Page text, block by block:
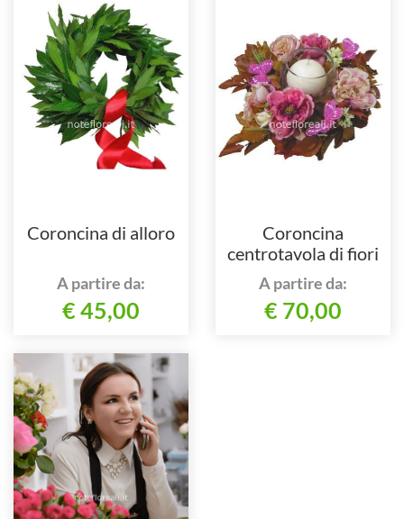
Coroncina di alloro
A partire da:
€ 45,00
Coroncina
centrotavola di fiori
freschi con candela
A partire da:
€ 70,00